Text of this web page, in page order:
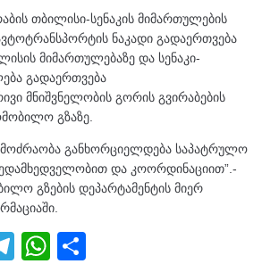
თბილისი-სენაკის მიმართულების
ნაკადი გადაერთვება
მიმართულებაზე და სენაკი-
გადაერთვება
მნიშვნელობის გორის გვირაბების
გზაზე.
განხორციელდება საპატრულო
და კოორდინაციით”.-
გზების დეპარტამენტის მიერ
T
W